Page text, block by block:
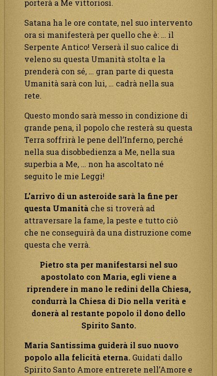
porterà a Me vittoriosi.
Satana ha le ore contate, nel suo intervento
ora si manifesterà per quello che è: … il
Serpente Antico! Verserà il suo calice di
veleno su questa Umanità stolta e la
prenderà con sé, … gran parte di questa
Umanità sarà con lui, … cadrà nella sua
rete.
Questo mondo sarà messo in condizione di
grande pena, il popolo che resterà su questa
Terra soffrirà le pene dell’Inferno, perché
nella sua disobbedienza a Me, nella sua
superbia a Me, … non ha ascoltato né
seguito le mie Leggi!
L’arrivo di un asteroide sarà la fine per
questa Umanità che si troverà ad
attraversare la fame, la peste e tutto ciò
che ne conseguirà da una distruzione come
questa che verrà.
Pietro sta per manifestarsi nel suo
apostolato con Maria, egli viene a
riprendere in mano le redini della Chiesa,
condurrà la Chiesa di Dio nella verità e
donerà al restante popolo il dono dello
Spirito Santo.
Maria Santissima guiderà il suo nuovo
popolo alla felicità eterna. Guidati dallo
Spirito Santo Amore entrerete nell’Amore e